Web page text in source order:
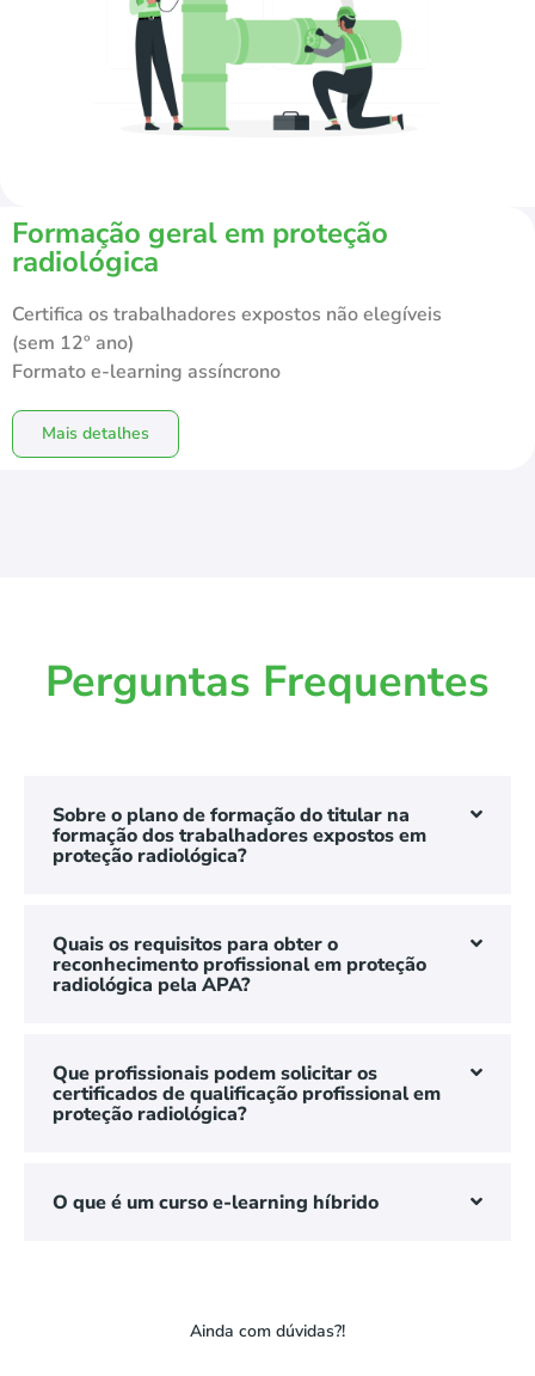
Formação geral em proteção
radiológica
Certifica os trabalhadores expostos não elegíveis
(sem 12º ano)
Formato e-learning assíncrono
Mais detalhes
Perguntas Frequentes
Sobre o plano de formação do titular na
formação dos trabalhadores expostos em
proteção radiológica?
Quais os requisitos para obter o
reconhecimento profissional em proteção
radiológica pela APA?
Que profissionais podem solicitar os
certificados de qualificação profissional em
proteção radiológica?
O que é um curso e-learning híbrido
Ainda com dúvidas?!